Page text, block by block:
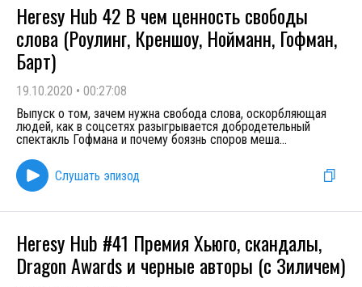
Heresy Hub 42 В чем ценность свободы
слова (Роулинг, Креншоу, Нойманн, Гофман,
Барт)
19.10.2020 • 00:27:08
Выпуск о том, зачем нужна свобода слова, оскорбляющая
людей, как в соцсетях разыгрывается добродетельный
спектакль Гофмана и почему боязнь споров меша...
Слушать эпизод
Heresy Hub #41 Премия Хьюго, скандалы,
Dragon Awards и черные авторы (с Зиличем)